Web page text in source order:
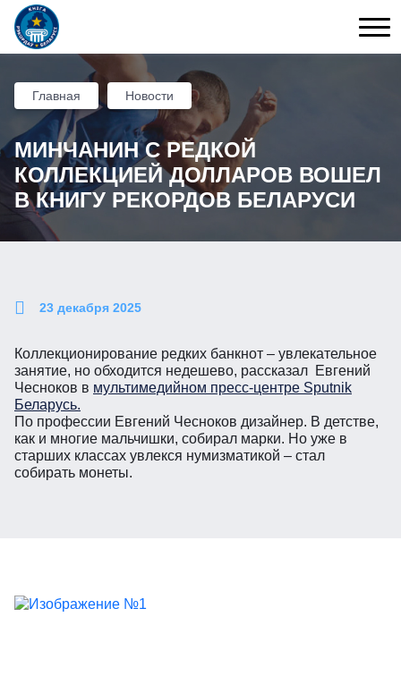
Главная Новости
МИНЧАНИН С РЕДКОЙ
КОЛЛЕКЦИЕЙ ДОЛЛАРОВ ВОШЕЛ
В КНИГУ РЕКОРДОВ БЕЛАРУСИ
23 декабря 2025
Коллекционирование редких банкнот – увлекательное
занятие, но обходится недешево, рассказал Евгений
Чесноков в мультимедийном пресс-центре Sputnik
Беларусь.
По профессии Евгений Чесноков дизайнер. В детстве,
как и многие мальчишки, собирал марки. Но уже в
старших классах увлекся нумизматикой – стал
собирать монеты.